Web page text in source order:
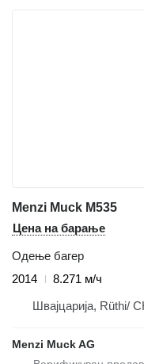
Menzi Muck M535
Цена на барање
Одење багер
2014
8.271 м/ч
Швајцарија, Rüthi/
Menzi Muck AG